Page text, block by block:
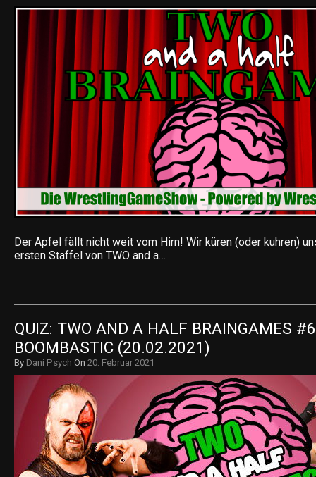
Der Apfel fällt nicht weit vom Hirn! Wir küren (oder kuhren)
ersten Staffel von TWO and a…
QUIZ: TWO AND A HALF BRAINGAMES
BOOMBASTIC (20.02.2021)
By Dani Psych On 20. Februar 2021